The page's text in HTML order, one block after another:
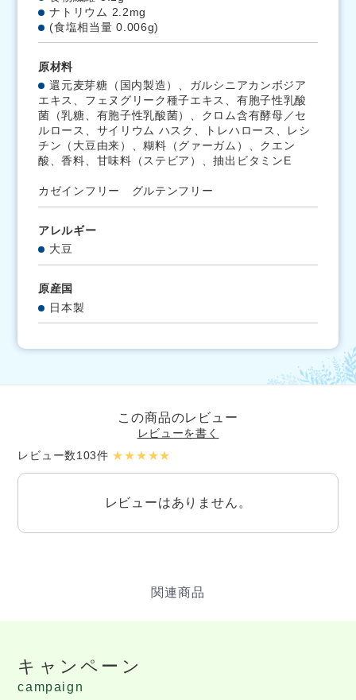
ナトリウム 2.2mg
(食塩相当量 0.006g)
原材料
還元麦芽糖（国内製造）、ガルシニアカンボジア
エキス、フェヌグリーク種子エキス、有胞子性乳酸
菌（乳糖、有胞子性乳酸菌）、クロム含有酵母／セ
ルロース、サイリウム ハスク、トレハロース、レシ
チン（大豆由来）、糊料（グァーガム）、クエン
酸、香料、甘味料（ステビア）、抽出ビタミンE
カゼインフリー グルテンフリー
アレルギー
大豆
原産国
日本製
この商品のレビュー
レビューを書く
レビュー数103件 ★★★★★
レビューはありません。
キャンペーン
campaign